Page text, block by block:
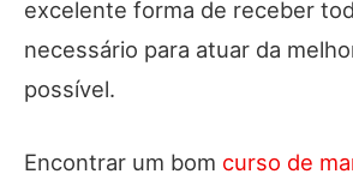
excelente forma de receber
necessário para atuar da
possível.
Encontrar um bom curso de